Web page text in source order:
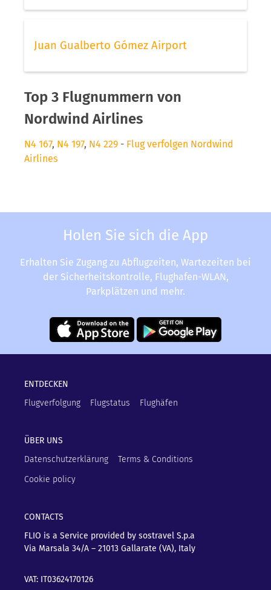
Juan Gualberto Gómez Airport
Top 3 Flugnummern von
Nordwind Airlines
N4 167, N4 197, N4 229 - Flug verfolgen Nordwind
Airlines
Holen Sie sich die App
Erhalten Sie Zugang zu Abflugzeiten, Wartezeiten bei
der Sicherheitskontrolle, Flughafen-WLAN,
Parkplätzen und mehr.
ENTDECKEN
Flugverfolgung
Flugstatus Flughäfen
ÜBER UNS
Datenschutzerklärung
Terms & Conditions
Cookie policy
CONTACTS
FLIO is a Service provided by sostravel S.p.a
Via Marsala 34/A – 21013 Gallarate (VA), Italy
VAT: IT03624170126